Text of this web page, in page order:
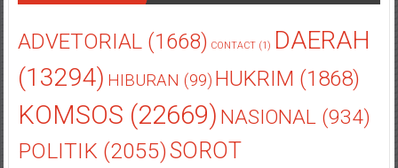
ADVETORIAL(1668) CONTACT(1) DAERAH
(13294) HIBURAN (99) HUKRIM (1868)
KOMSOS (22669) NASIONAL(934)
POLITIK(2055)SOROT